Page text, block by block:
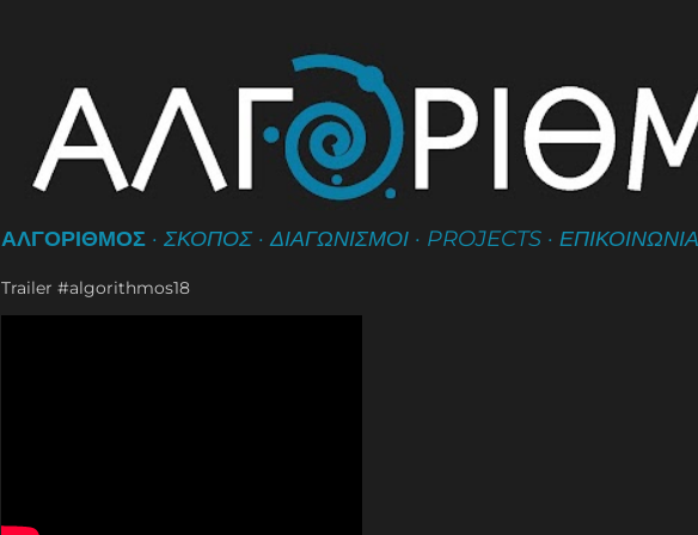
ΑΛΓΟΡΙΘΜΟΣ ΣΚΟΠΟΣ ΔΙΑΓΩΝΙΣΜΟΙ PROJECTS ΕΠΙΚΟΙΝΩΝΙΑ
Trailer #algorithmos18